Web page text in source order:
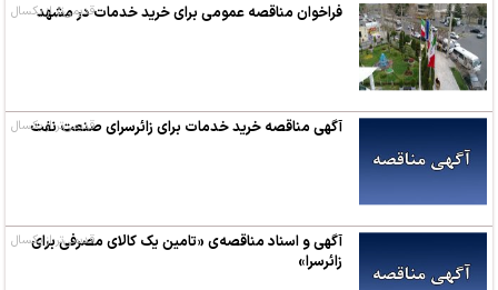
فراخوان مناقصه عمومی برای خرید خدمات در مشهد
قدیمی‌تر از یکسال
آگهی مناقصه خرید خدمات برای زائرسرای صنعت نفت
قدیمی‌تر از یکسال
آگهی و اسناد مناقصه‌ی «تامین یک کالای مصرفی برای
زائرسرا»
قدیمی‌تر از یکسال